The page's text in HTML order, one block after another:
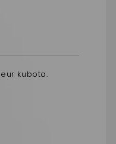
kubota.